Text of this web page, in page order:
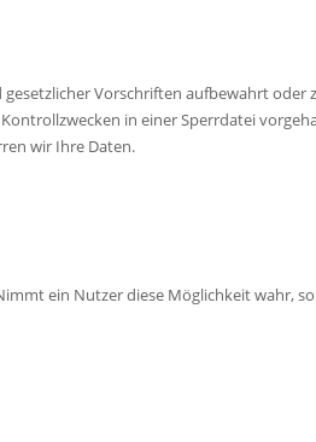
Vorschriften aufbewahrt oder
in einer Sperrdatei
wir Ihre Daten.
ein Nutzer diese Möglichkeit wahr,